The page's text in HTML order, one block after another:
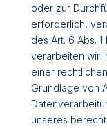
oder zur
erforderlich,
des Art. 6 Abs.
verarbeiten wir
einer
Grundlage von
unseres